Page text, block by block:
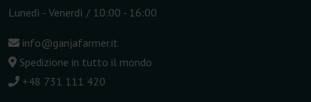
Lunedì - Venerdì / 10:00 - 16:00
info@ganjafarmer.it
Spedizione in tutto il mondo
+48 731 111 420